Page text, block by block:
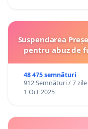
Suspendarea
pentru abuz de
48 475 semnături
912 Semnături / 7 zile
1 Oct 2025